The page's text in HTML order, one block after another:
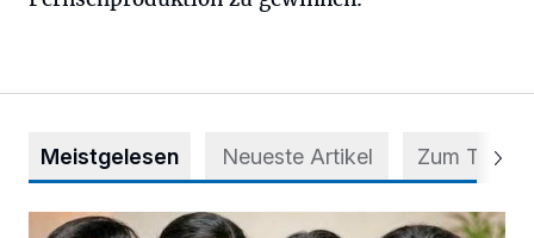
Meistgelesen Neueste Artikel Zum Thema
Nach Betrug: Azubis der Diakonie hoffen auf Hilfe